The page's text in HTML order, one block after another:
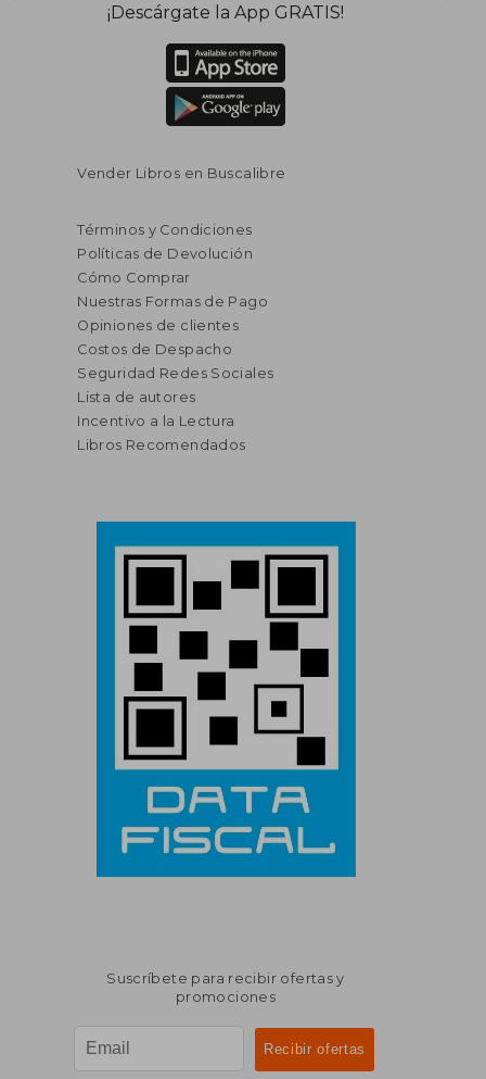
¡Descárgate la App GRATIS!
Vender Libros en Buscalibre
Términos y Condiciones
Políticas de Devolución
Cómo Comprar
Nuestras Formas de Pago
Opiniones de clientes
Costos de Despacho
Seguridad Redes Sociales
Lista de autores
Incentivo a la Lectura
Libros Recomendados
Suscríbete para recibir ofertas y
promociones